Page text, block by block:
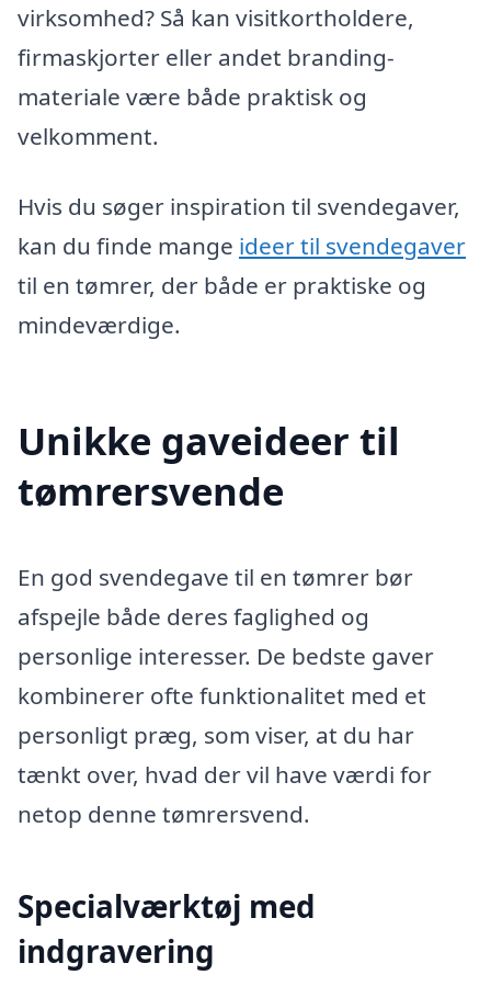
virksomhed? Så kan visitkortholdere,
firmaskjorter eller andet branding-
materiale være både praktisk og
velkomment.
Hvis du søger inspiration til svendegaver,
kan du finde mange ideer til svendegaver
til en tømrer, der både er praktiske og
mindeværdige.
Unikke gaveideer til
tømrersvende
En god svendegave til en tømrer bør
afspejle både deres faglighed og
personlige interesser. De bedste gaver
kombinerer ofte funktionalitet med et
personligt præg, som viser, at du har
tænkt over, hvad der vil have værdi for
netop denne tømrersvend.
Specialværktøj med
indgravering